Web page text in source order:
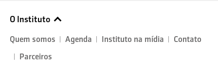
O Instituto
Quem somos Agenda Instituto na mídia
Contato
Parceiros